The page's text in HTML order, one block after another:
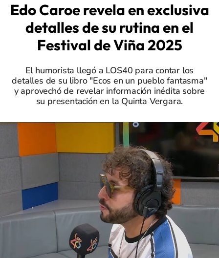
Edo Caroe revela en exclusiva
detalles de su rutina en el
Festival de Viña 2025
El humorista llegó a LOS40 para contar los
detalles de su libro "Ecos en un pueblo fantasma"
y aprovechó de revelar información inédita sobre
su presentación en la Quinta Vergara.